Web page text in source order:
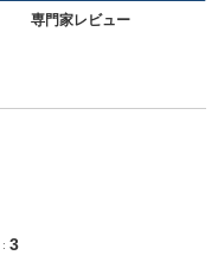
専門家レビュー
3